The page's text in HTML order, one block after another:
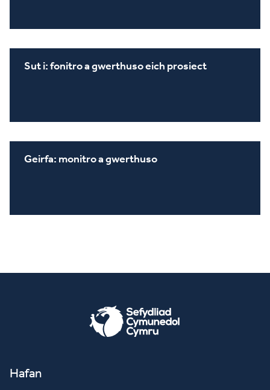
Sut i: fonitro a gwerthuso eich prosiect
Geirfa: monitro a gwerthuso
Hafan